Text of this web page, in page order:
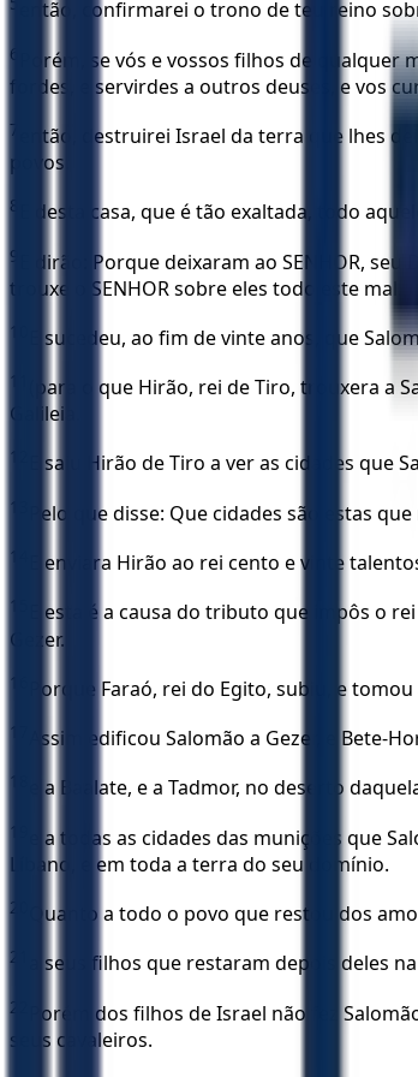
então, confirmarei o trono de teu reino
6
Porém, se vós e vossos filhos de
fordes, e servirdes a outros deuses, e vos
7
então, destruirei Israel da terra que lhes
povos.
8 E desta casa, que é tão exaltada, todo
9
E dirão: Porque deixaram ao SENHOR,
trouxe o SENHOR sobre eles todo este mal.
10 E sucedeu, ao fim de vinte anos, que
11
(para o que Hirão, rei de Tiro, trouxera a
Galileia.
12 E saiu Hirão de Tiro a ver as cidades que
13 Pelo que disse: Que cidades são estas
14 E enviara Hirão ao rei cento e vinte
15
E esta é a causa do tributo que impôs o
Gezer.
16 Porque Faraó, rei do Egito, subiu, e
17 Assim edificou Salomão a Gezer, e Bete-
18 e a Baalate, e a Tadmor, no deserto
19
e a todas as cidades das munições que
Líbano, e em toda a terra do seu domínio.
20 Quanto a todo o povo que restou dos
21 a seus filhos que restaram depois deles
22
Porém dos filhos de Israel não fez
seus cavaleiros.